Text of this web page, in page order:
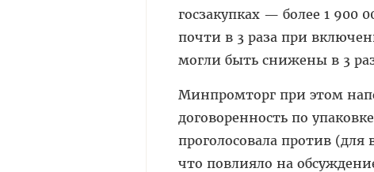
госзакупках — более 1 900
почти в 3 раза при
могли быть снижены в 3
Минпромторг при этом
договоренность по
проголосовала против
что повлияло на